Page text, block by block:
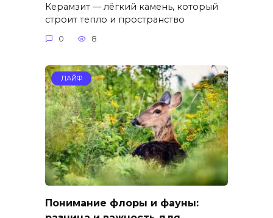
Керамзит — лёгкий камень, который
строит тепло и пространство
0 8
ЛАЙФ
Понимание флоры и фауны: